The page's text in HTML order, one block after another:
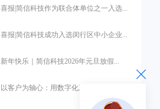
喜报|简信科技作为联合体单位之一入选...
喜报|简信科技成功入选闵行区中小企业...
新年快乐｜简信科技2026年元旦放假...
以客户为轴心：用数字化系统重塑销售管...